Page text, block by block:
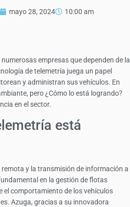
mayo 28, 2024 10:00 am
empresas que dependen de la
de telemetría juega un papel
y administran sus vehículos. En
pero ¿Cómo lo está logrando?
en el sector.
está
y la transmisión de información a
en la gestión de flotas
el comportamiento de los vehículos
Azuga, gracias a su innovadora